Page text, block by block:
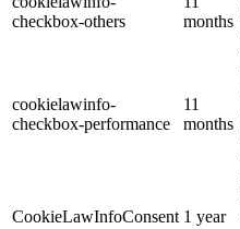
checkbox-others
months
cookielawinfo-
checkbox-performance
11
months
CookieLawInfoConsent 1 year